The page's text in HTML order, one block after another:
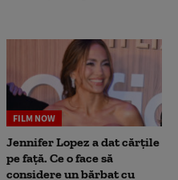
FILM NOW
Jennifer Lopez a dat cărțile
pe față. Ce o face să
considere un bărbat cu